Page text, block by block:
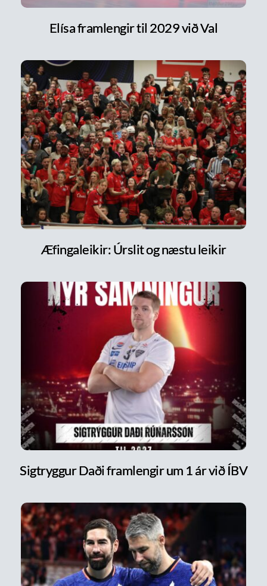
Elísa framlengir til 2029 við Val
Æfingaleikir: Úrslit og næstu leikir
Sigtryggur Daði framlengir um 1 ár við ÍBV